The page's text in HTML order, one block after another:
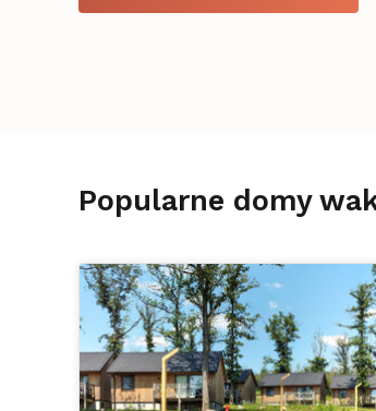
Popularne domy